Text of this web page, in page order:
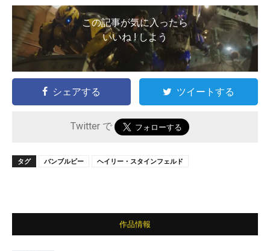
この記事が気に入ったら
いいね ! しよう
シェアする ツイートする
Twitter で
タグ バンブルビー ヘイリー・スタインフェルド
作品情報